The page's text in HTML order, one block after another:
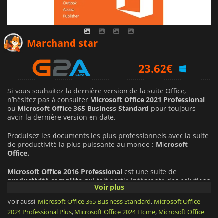
Marchand star
23.62€
49.90€
Si vous souhaitez la dernière version de la suite Office,
n’hésitez pas à consulter Microsoft Office 2021 Professional
ou Microsoft Office 365 Business Standard pour toujours
avoir la dernière version en date.
Produisez les documents les plus professionnels avec la suite
de productivité la plus puissante au monde : Microsoft
Office.
Microsoft Office 2016 Professional est une suite de
productivité complète qui fait partie intégrante des solutions
logicielles proposées par Microsoft. Cette suite logicielle
abrite une collection d'applications et de services conçus
pour fonctionner ensemble de manière transparente afin de
permettre aux utilisateurs d'effectuer une variété de tâches.
Voir plus
Voir aussi: Microsoft Office 365 Business Standard, Microsoft Office
2024 Professional Plus, Microsoft Office 2024 Home, Microsoft Office